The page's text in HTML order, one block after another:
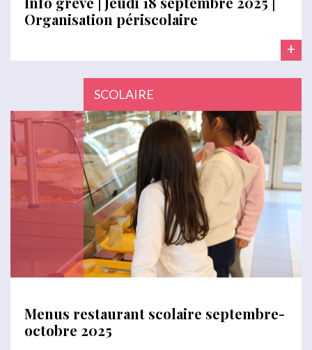
Organisation périscolaire
+
SCOLAIRE
Menus restaurant scolaire septembre-
octobre 2025